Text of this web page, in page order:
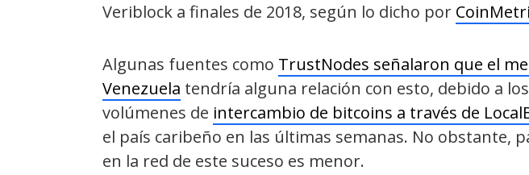
Veriblock a finales de 2018, según lo dicho por
Algunas fuentes como TrustNodes señalaron que el
Venezuela tendría alguna relación con esto, debido a
volúmenes de intercambio de bitcoins a través de
el país caribeño en las últimas semanas. No obstante,
en la red de este suceso es menor.